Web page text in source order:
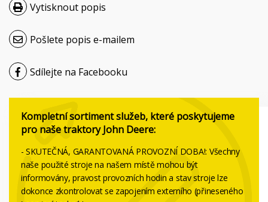
Vytisknout popis
Pošlete popis e-mailem
Sdílejte na Facebooku
Kompletní sortiment služeb, které poskytujeme
pro naše traktory John Deere:
- SKUTEČNÁ, GARANTOVANÁ PROVOZNÍ DOBA!: Všechny
naše použité stroje na našem místě mohou být
informovány, pravost provozních hodin a stav stroje lze
dokonce zkontrolovat se zapojením externího (přineseného